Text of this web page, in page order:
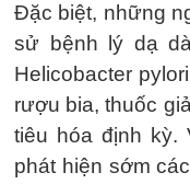
Đặc biệt, những
sử bệnh lý dạ
Helicobacter
rượu bia, thuốc
tiêu hóa định kỳ.
phát hiện sớm